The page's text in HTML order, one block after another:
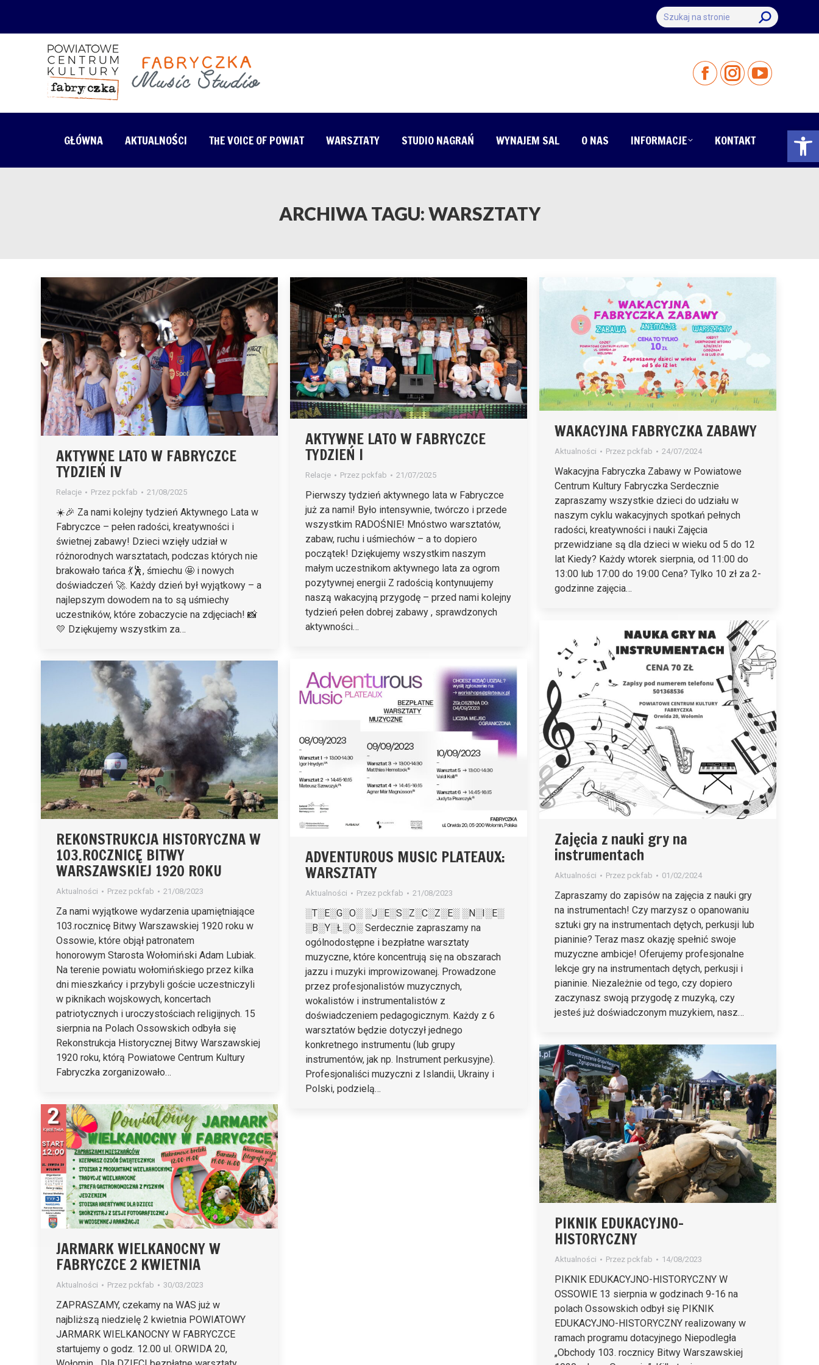
Szukaj:
GŁÓWNA AKTUALNOŚCI THE VOICE OF POWIAT WARSZTATY STUDIO NAGRAŃ WYNAJEM SAL O NAS INFORMACJE KONTAKT
ARCHIWA TAGU:WARSZTATY
AKTYWNE LATO W FABRYCZCE
TYDZIEŃ IV
Relacje Przez pckfab 21/08/2025
☀️🎉 Za nami kolejny tydzień Aktywnego Lata w
Fabryczce – pełen radości, kreatywności i
świetnej zabawy! Dzieci wzięły udział w
różnorodnych warsztatach, podczas których nie
brakowało tańca 💃🕺, śmiechu 🤩 i nowych
doświadczeń 🚀. Każdy dzień był wyjątkowy – a
najlepszym dowodem na to są uśmiechy
uczestników, które zobaczycie na zdjęciach! 📸
💛 Dziękujemy wszystkim za…
AKTYWNE LATO W FABRYCZCE
TYDZIEŃ I
Relacje Przez pckfab 21/07/2025
Pierwszy tydzień aktywnego lata w Fabryczce
już za nami! Było intensywnie, twórczo i przede
wszystkim RADOŚNIE! Mnóstwo warsztatów,
zabaw, ruchu i uśmiechów – a to dopiero
początek! Dziękujemy wszystkim naszym
małym uczestnikom aktywnego lata za ogrom
pozytywnej energii Z radością kontynuujemy
naszą wakacyjną przygodę – przed nami kolejny
tydzień pełen dobrej zabawy , sprawdzonych
aktywności…
WAKACYJNA FABRYCZKA ZABAWY
Aktualności Przez pckfab 24/07/2024
Wakacyjna Fabryczka Zabawy w Powiatowe
Centrum Kultury Fabryczka Serdecznie
zapraszamy wszystkie dzieci do udziału w
naszym cyklu wakacyjnych spotkań pełnych
radości, kreatywności i nauki Zajęcia
przewidziane są dla dzieci w wieku od 5 do 12
lat Kiedy? Każdy wtorek sierpnia, od 11:00 do
13:00 lub 17:00 do 19:00 Cena? Tylko 10 zł za 2-
godzinne zajęcia…
Zajęcia z nauki gry na
instrumentach
Aktualności Przez pckfab 01/02/2024
Zapraszamy do zapisów na zajęcia z nauki gry
na instrumentach! Czy marzysz o opanowaniu
sztuki gry na instrumentach dętych, perkusji lub
pianinie? Teraz masz okazję spełnić swoje
muzyczne ambicje! Oferujemy profesjonalne
lekcje gry na instrumentach dętych, perkusji i
pianinie. Niezależnie od tego, czy dopiero
zaczynasz swoją przygodę z muzyką, czy
jesteś już doświadczonym muzykiem, nasz…
ADVENTUROUS MUSIC PLATEAUX:
WARSZTATY
Aktualności Przez pckfab 21/08/2023
░T░E░G░O░ ░J░E░S░Z░C░Z░E░ ░N░I░E░
░B░Y░Ł░O░ Serdecznie zapraszamy na
ogólnodostępne i bezpłatne warsztaty
muzyczne, które koncentrują się na obszarach
jazzu i muzyki improwizowanej. Prowadzone
przez profesjonalistów muzycznych,
wokalistów i instrumentalistów z
doświadczeniem pedagogicznym. Każdy z 6
warsztatów będzie dotyczył jednego
konkretnego instrumentu (lub grupy
instrumentów, jak np. Instrument perkusyjne).
Profesjonaliści muzyczni z Islandii, Ukrainy i
Polski, podzielą…
REKONSTRUKCJA HISTORYCZNA W
103.ROCZNICĘ BITWY
WARSZAWSKIEJ 1920 ROKU
Aktualności Przez pckfab 21/08/2023
Za nami wyjątkowe wydarzenia upamiętniające
103.rocznicę Bitwy Warszawskiej 1920 roku w
Ossowie, które objął patronatem
honorowym Starosta Wołomiński Adam Lubiak.
Na terenie powiatu wołomińskiego przez kilka
dni mieszkańcy i przybyli goście uczestniczyli
w piknikach wojskowych, koncertach
patriotycznych i uroczystościach religijnych. 15
sierpnia na Polach Ossowskich odbyła się
Rekonstrukcja Historycznej Bitwy Warszawskiej
1920 roku, którą Powiatowe Centrum Kultury
Fabryczka zorganizowało…
PIKNIK EDUKACYJNO-
HISTORYCZNY
Aktualności Przez pckfab 14/08/2023
PIKNIK EDUKACYJNO-HISTORYCZNY W
OSSOWIE 13 sierpnia w godzinach 9-16 na
polach Ossowskich odbył się PIKNIK
EDUKACYJNO-HISTORYCZNY realizowany w
ramach programu dotacyjnego Niepodległa
„Obchody 103. rocznicy Bitwy Warszawskiej
JARMARK WIELKANOCNY W
FABRYCZCE 2 KWIETNIA
Aktualności Przez pckfab 30/03/2023
ZAPRASZAMY, czekamy na WAS już w
najbliższą niedzielę 2 kwietnia POWIATOWY
JARMARK WIELKANOCNY W FABRYCZCE
startujemy o godz. 12.00 ul. ORWIDA 20,